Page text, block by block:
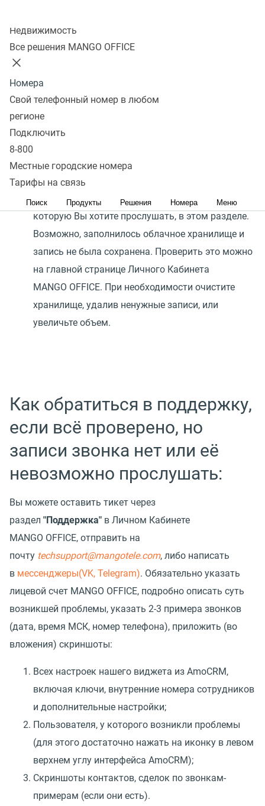
Недвижимость
Все решения MANGO OFFICE
Номера
Свой телефонный номер в любом
регионе
Подключить
8-800
Местные городские номера
Тарифы на связь
Поиск Продукты Решения Номера Меню
Проверьте, включена ли запись разговоров в
Личном Кабинете MANGO OFFICE в
разделе"Запись разговоров"
, и есть ли запись,
которую Вы хотите прослушать, в этом разделе.
Возможно, заполнилось облачное хранилище и
запись не была сохранена. Проверить это можно
на главной странице Личного Кабинета
MANGO OFFICE. При необходимости очистите
хранилище, удалив ненужные записи, или
увеличьте объем.
Как обратиться в поддержку,
если всё проверено, но
записи звонка нет или её
невозможно прослушать:
Вы можете оставить тикет через
раздел "Поддержка" в Личном Кабинете
MANGO OFFICE, отправить на
почту techsupport@mangotele.com, либо написать
в мессенджеры(VK, Telegram). Обязательно указать
лицевой счет MANGO OFFICE, подробно описать суть
возникшей проблемы, указать 2-3 примера звонков
(дата, время МСК, номер телефона), приложить (во
вложения) скриншоты:
Всех настроек нашего виджета из AmoCRM,
включая ключи, внутренние номера сотрудников
и дополнительные настройки;
Пользователя, у которого возникли проблемы
(для этого достаточно нажать на иконку в левом
верхнем углу интерфейса AmoCRM);
Скриншоты контактов, сделок по звонкам-
примерам (если они есть).